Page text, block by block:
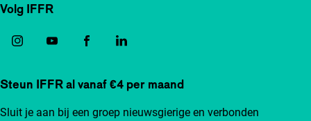
Volg IFFR
Steun IFFR al vanaf €4 per maand
Sluit je aan bij een groep nieuwsgierige en verbonden